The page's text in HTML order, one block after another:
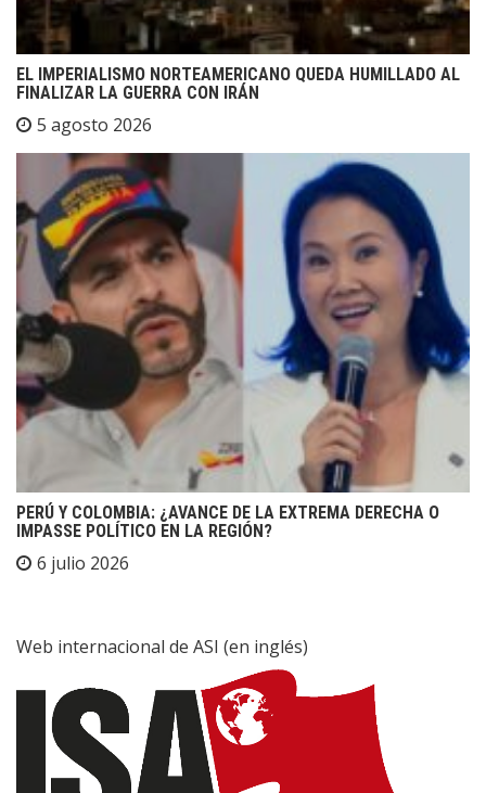
EL IMPERIALISMO NORTEAMERICANO QUEDA HUMILLADO AL
FINALIZAR LA GUERRA CON IRÁN
5 agosto 2026
PERÚ Y COLOMBIA: ¿AVANCE DE LA EXTREMA DERECHA O
IMPASSE POLÍTICO EN LA REGIÓN?
6 julio 2026
Web internacional de ASI (en inglés)